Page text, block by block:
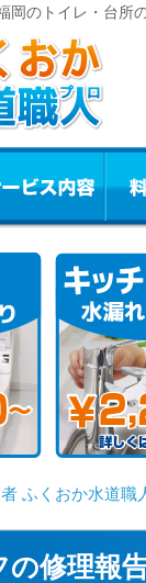
岡のトイレ・台
ふくおか水道職
の修理報